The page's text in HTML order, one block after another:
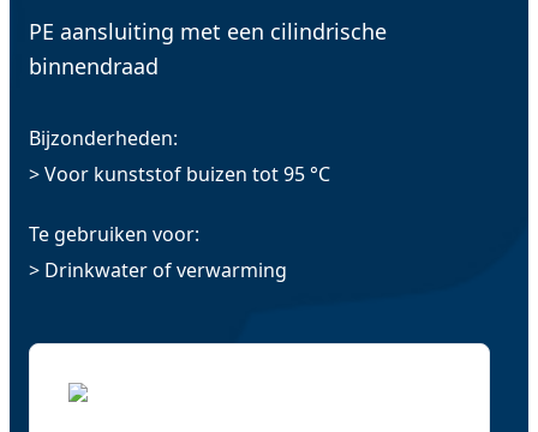
PE aansluiting met een cilindrische
binnendraad
Bijzonderheden:
> Voor kunststof buizen tot 95 °C
Te gebruiken voor:
> Drinkwater of verwarming